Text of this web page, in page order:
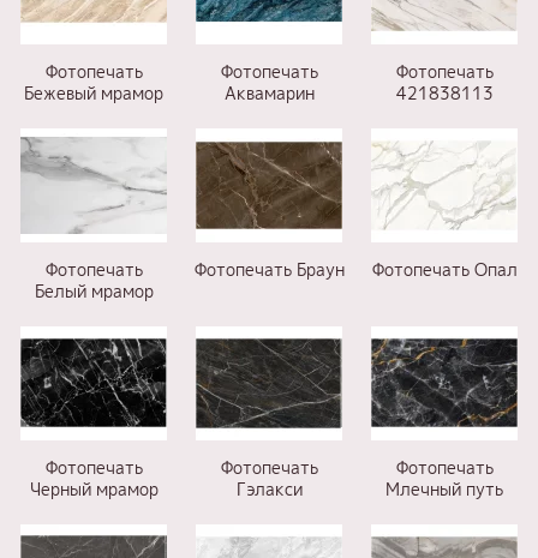
Фотопечать
Бежевый мрамор
Фотопечать
Аквамарин
Фотопечать
421838113
Фотопечать
Белый мрамор
Фотопечать Браун Фотопечать Опал
Фотопечать
Черный мрамор
Фотопечать
Гэлакси
Фотопечать
Млечный путь